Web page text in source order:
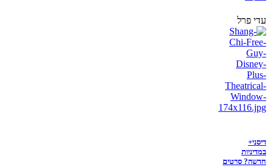
עדי פרל
דיסני+
במדיניות
חדשה? סרטים